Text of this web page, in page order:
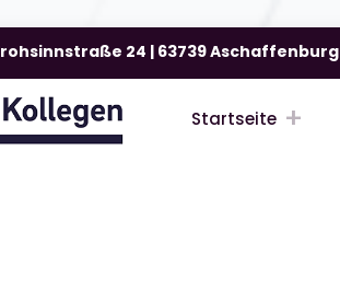
24 | 63739 Aschaffenburg
Startseite